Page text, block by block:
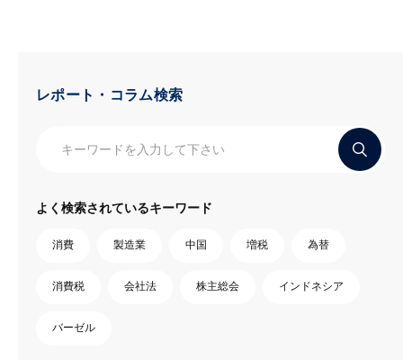
レポート・コラム検索
よく検索されているキーワード
消費 製造業 中国 増税 為替
消費税 会社法 株主総会 インドネシア
バーゼル